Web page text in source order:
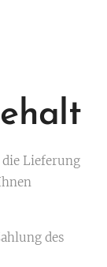
Lieferung
des